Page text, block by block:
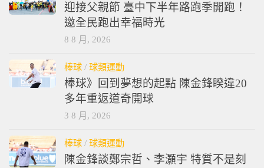
迎接父親節 臺中下半年路跑季開跑！
邀全民跑出幸福時光
8 8 月, 2026
棒球 / 球類運動
棒球》回到夢想的起點 陳金鋒睽違20
多年重返道奇開球
3 8 月, 2026
棒球 / 球類運動
陳金鋒談鄭宗哲、李灝宇 特質不是刻